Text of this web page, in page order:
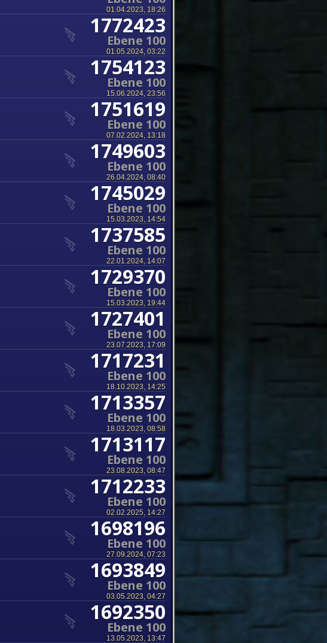
01.04.2023, 18:26
1772423
Ebene 100
01.05.2024, 03:22
1754123
Ebene 100
15.06.2024, 23:56
1751619
Ebene 100
07.02.2024, 13:18
1749603
Ebene 100
26.04.2024, 08:40
1745029
Ebene 100
15.03.2023, 14:54
1737585
Ebene 100
22.01.2024, 14:07
1729370
Ebene 100
15.03.2023, 19:44
1727401
Ebene 100
23.07.2023, 17:09
1717231
Ebene 100
18.10.2023, 14:25
1713357
Ebene 100
18.03.2023, 08:58
1713117
Ebene 100
23.08.2023, 08:47
1712233
Ebene 100
02.02.2025, 14:27
1698196
Ebene 100
27.09.2024, 07:23
1693849
Ebene 100
03.05.2023, 04:27
1692350
Ebene 100
13.05.2023, 13:47